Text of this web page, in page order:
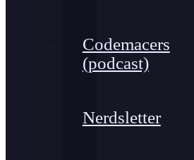
Codemacers
(podcast)
Nerdsletter